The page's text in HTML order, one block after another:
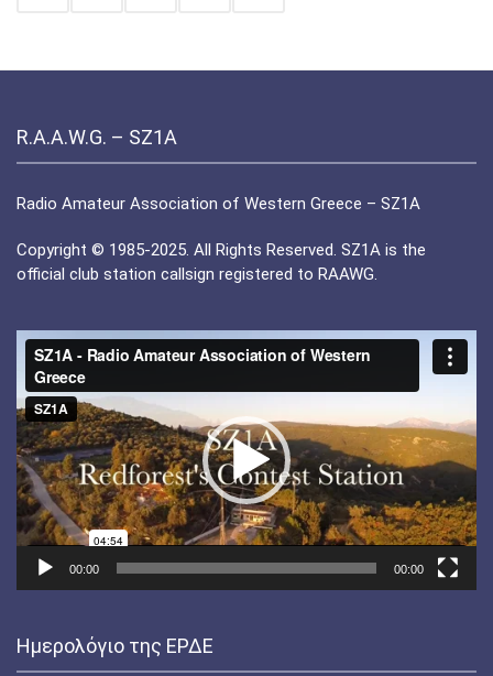
R.A.A.W.G. – SZ1A
Radio Amateur Association of Western Greece – SZ1A
Copyright © 1985-2025. All Rights Reserved. SZ1A is the
official club station callsign registered to RAAWG.
Πρόγραμμα
Αναπαραγωγής
Βίντεο
00:00 00:00
Ημερολόγιο της ΕΡΔΕ